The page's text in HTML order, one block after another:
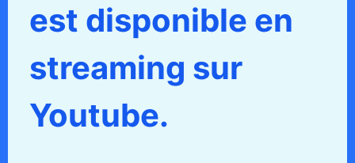
est disponible en
streaming sur
Youtube.